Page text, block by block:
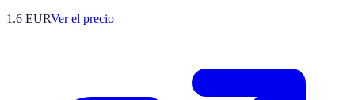
1.6 EURVer el precio